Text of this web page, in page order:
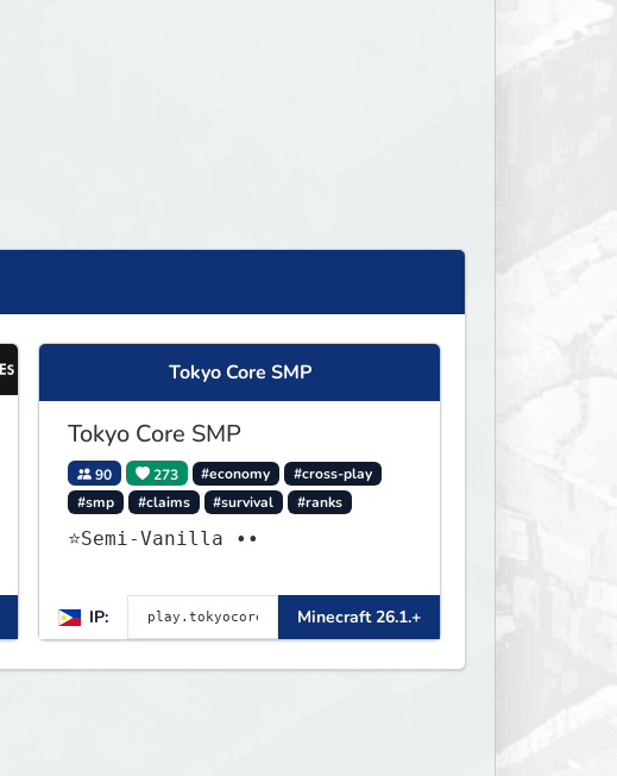
Tokyo Core SMP
Tokyo Core SMP
90 273 #economy
#cross-play
#smp
#claims #survival #ranks
⭐Semi-Vanilla ••
IP: Minecraft 26.1.+